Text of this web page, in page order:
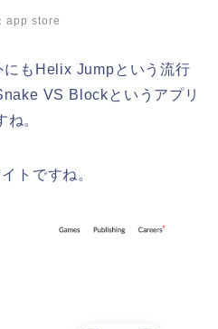
app store
もHelix Jumpという流行
VS Blockというアプリ
。
トですね。